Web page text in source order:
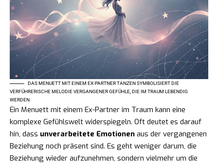
DAS MENUETT MIT EINEM EX-PARTNER TANZEN SYMBOLISIERT DIE
VERFÜHRERISCHE MELODIE VERGANGENER GEFÜHLE, DIE IM TRAUM LEBENDIG
WERDEN.
Ein Menuett mit einem Ex-Partner im Traum kann eine
komplexe Gefühlswelt widerspiegeln. Oft deutet es darauf
hin, dass unverarbeitete Emotionen aus der vergangenen
Beziehung noch präsent sind. Es geht weniger darum, die
Beziehung wieder aufzunehmen, sondern vielmehr um die